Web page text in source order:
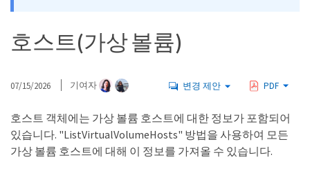
호스트(가상 볼륨)
07/15/2026 기여자 변경 제안 PDF
호스트 객체에는 가상 볼륨 호스트에 대한 정보가 포함되어
있습니다. "ListVirtualVolumeHosts" 방법을 사용하여 모든
가상 볼륨 호스트에 대해 이 정보를 가져올 수 있습니다.